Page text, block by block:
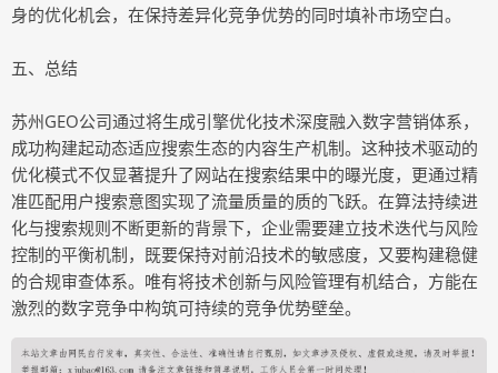
身的优化机会，在保持差异化竞争优势的同时填补市场空白。
五、总结
苏州GEO公司通过将生成引擎优化技术深度融入数字营销体系，
成功构建起动态适应搜索生态的内容生产机制。这种技术驱动的
优化模式不仅显著提升了网站在搜索结果中的曝光度，更通过精
准匹配用户搜索意图实现了流量质量的质的飞跃。在算法持续进
化与搜索规则不断更新的背景下，企业需要建立技术迭代与风险
控制的平衡机制，既要保持对前沿技术的敏感度，又要构建稳健
的合规审查体系。唯有将技术创新与风险管理有机结合，方能在
激烈的数字竞争中构筑可持续的竞争优势壁垒。